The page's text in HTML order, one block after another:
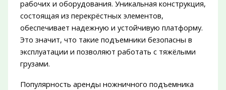
рабочих и оборудования. Уникальная конструкция,
состоящая из перекрёстных элементов,
обеспечивает надежную и устойчивую платформу.
Это значит, что такие подъемники безопасны в
эксплуатации и позволяют работать с тяжёлыми
грузами.
Популярность аренды ножничного подъемника